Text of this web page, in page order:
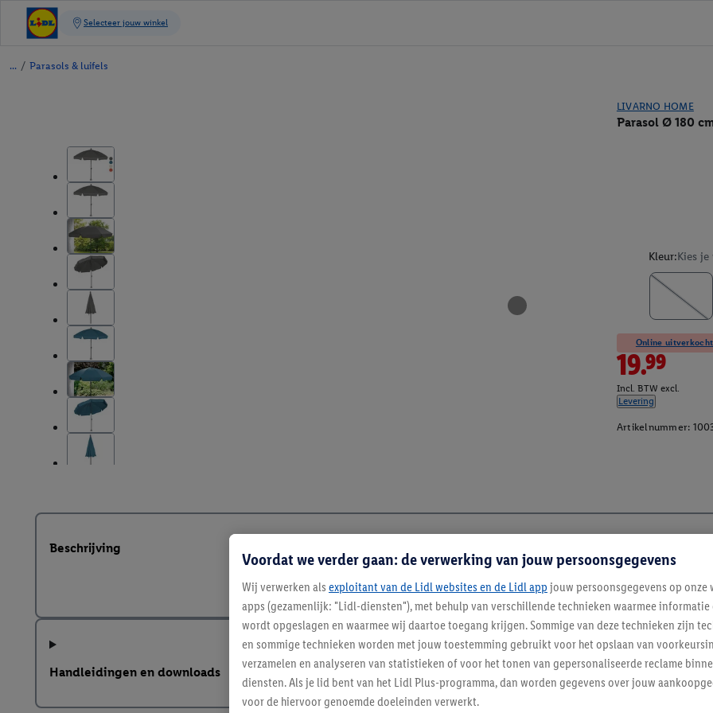
/ Parasols & luifels
LIVARNO HOME
Parasol Ø 180
Kleur:Kies
Online
19.99
Incl. BTW excl.
Levering
Artikelnummer:
Beschrijving
Handleidingen en downloads
Voordat we verder gaan: de verwerking van jouw persoonsgegevens
Wij verwerken als exploitant van de Lidl websites en de Lidl app jouw persoonsgegevens op onze
apps (gezamenlijk: "Lidl-diensten"), met behulp van verschillende technieken waarmee
wordt opgeslagen en waarmee wij daartoe toegang krijgen. Sommige van deze technieken zijn
en sommige technieken worden met jouw toestemming gebruikt voor het opslaan van
verzamelen en analyseren van statistieken of voor het tonen van gepersonaliseerde reclame
diensten. Als je lid bent van het Lidl Plus-programma, dan worden gegevens over jouw
voor de hiervoor genoemde doeleinden verwerkt.